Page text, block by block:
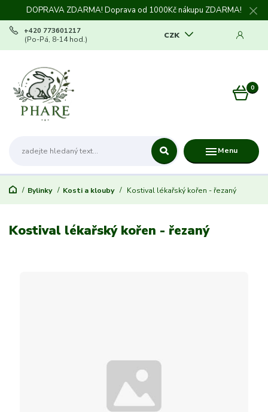
DOPRAVA ZDARMA! Doprava od 1000Kč nákupu ZDARMA!
Menu
CZK
+420 773601217
(Po-Pá, 8-14 hod.)
0
Bylinky Kosti a klouby Kostival lékařský kořen - řezaný
Kostival lékařský kořen - řezaný